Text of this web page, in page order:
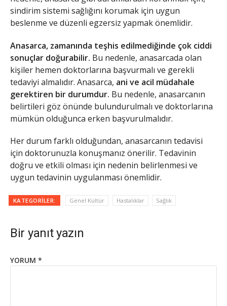
sindirim sistemi sağlığını korumak için uygun
beslenme ve düzenli egzersiz yapmak önemlidir.
Anasarca, zamanında teşhis edilmediğinde çok ciddi
sonuçlar doğurabilir. Bu nedenle, anasarcada olan
kişiler hemen doktorlarına başvurmalı ve gerekli
tedaviyi almalıdır. Anasarca, ani ve acil müdahale
gerektiren bir durumdur. Bu nedenle, anasarcanın
belirtileri göz önünde bulundurulmalı ve doktorlarına
mümkün olduğunca erken başvurulmalıdır.
Her durum farklı olduğundan, anasarcanın tedavisi
için doktorunuzla konuşmanız önerilir. Tedavinin
doğru ve etkili olması için nedenin belirlenmesi ve
uygun tedavinin uygulanması önemlidir.
KATEGORILER: Genel Kültür Hastalıklar Sağlık
Bir yanıt yazın
YORUM *